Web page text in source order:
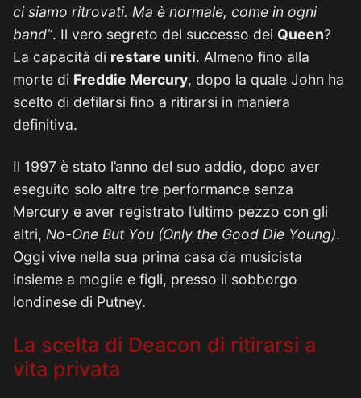
ci siamo ritrovati. Ma è normale, come in ogni
band”. Il vero segreto del successo dei Queen?
La capacità di restare uniti. Almeno fino alla
morte di Freddie Mercury, dopo la quale John ha
scelto di defilarsi fino a ritirarsi in maniera
definitiva.
Il 1997 è stato l’anno del suo addio, dopo aver
eseguito solo altre tre performance senza
Mercury e aver registrato l’ultimo pezzo con gli
altri, No-One But You (Only the Good Die Young).
Oggi vive nella sua prima casa da musicista
insieme a moglie e figli, presso il sobborgo
londinese di Putney.
La scelta di Deacon di ritirarsi a
vita privata